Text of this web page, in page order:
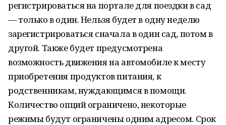
регистрироваться на портале для поездки в сад
— только в один. Нельзя будет в одну неделю
зарегистрироваться сначала в один сад, потом в
другой. Также будет предусмотрена
возможность движения на автомобиле к месту
приобретения продуктов питания, к
родственникам, нуждающимся в помощи.
Количество опций ограничено, некоторые
режимы будут ограничены одним адресом. Срок